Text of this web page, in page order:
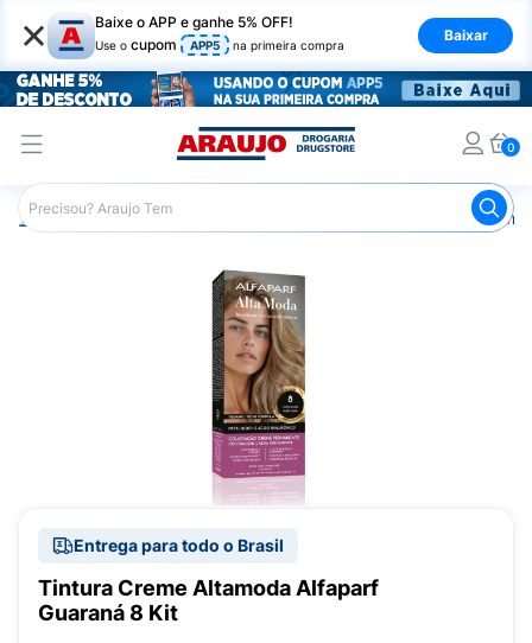
× Baixe o APP e ganhe 5% OFF!
Use o cupom APP5 na primeira compra
Baixar
0
Araujo Cabelo Coloração
Entrega para todo o Brasil
Tintura Creme Altamoda Alfaparf
Guaraná 8 Kit